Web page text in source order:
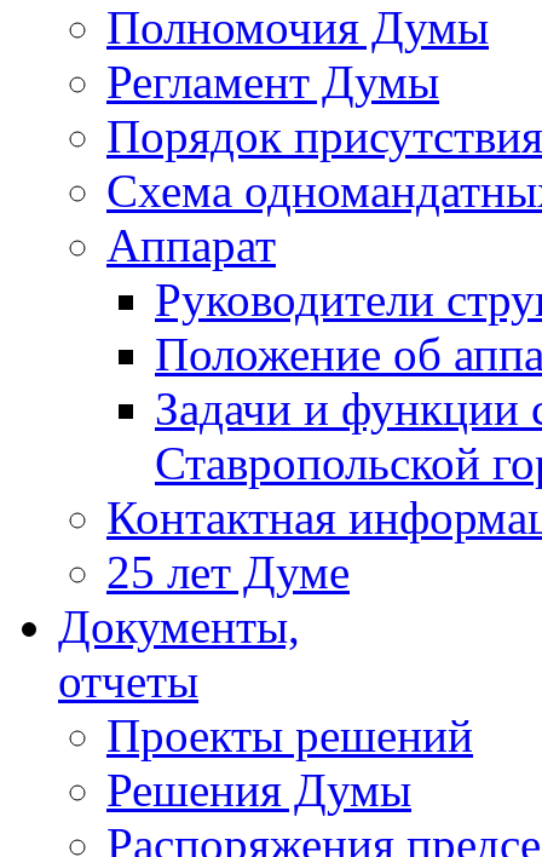
Полномочия Думы
Регламент Думы
Порядок
Схема
Аппарат
Руководители
Положение об
Задачи и функции
Ставропольской
Контактная
25 лет Думе
Документы,
отчеты
Проекты решений
Решения Думы
Распоряжения